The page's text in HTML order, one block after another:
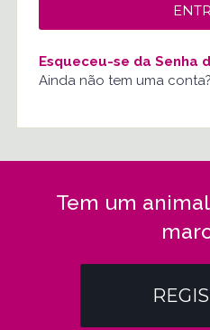
Esqueceu-se da Senha
Ainda não tem uma conta?
Tem um